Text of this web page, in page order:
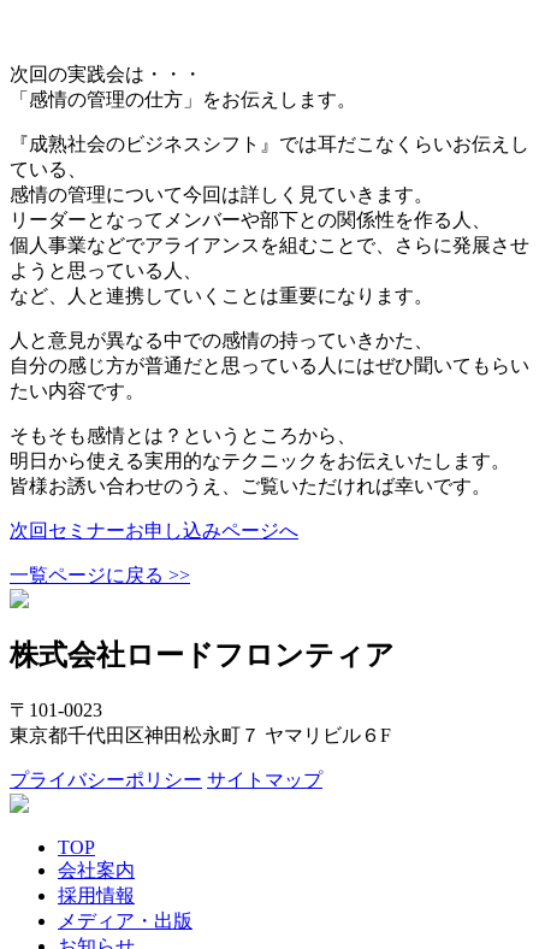
次回の実践会は・・・
「感情の管理の仕方」をお伝えします。
『成熟社会のビジネスシフト』では耳だこなくらいお伝えし
ている、
感情の管理について今回は詳しく見ていきます。
リーダーとなってメンバーや部下との関係性を作る人、
個人事業などでアライアンスを組むことで、さらに発展させ
ようと思っている人、
など、人と連携していくことは重要になります。
人と意見が異なる中での感情の持っていきかた、
自分の感じ方が普通だと思っている人にはぜひ聞いてもらい
たい内容です。
そもそも感情とは？というところから、
明日から使える実用的なテクニックをお伝えいたします。
皆様お誘い合わせのうえ、ご覧いただければ幸いです。
次回セミナーお申し込みページへ
一覧ページに戻る >>
株式会社ロードフロンティア
〒101-0023
東京都千代田区神田松永町７ ヤマリビル６F
プライバシーポリシー サイトマップ
TOP
会社案内
採用情報
メディア・出版